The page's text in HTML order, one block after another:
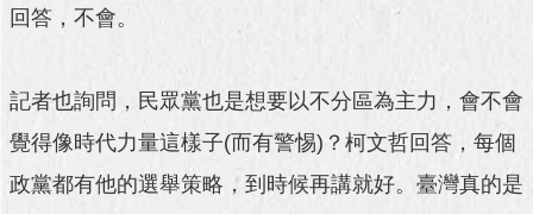
回答，不會。
記者也詢問，民眾黨也是想要以不分區為主力，會不會
覺得像時代力量這樣子(而有警惕)？柯文哲回答，每個
政黨都有他的選舉策略，到時候再講就好。臺灣真的是